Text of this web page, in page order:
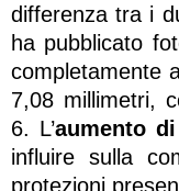
differenza tra i
ha pubblicato
completamente
7,08 millimetri,
6. L’aumento
influire sulla
protezioni